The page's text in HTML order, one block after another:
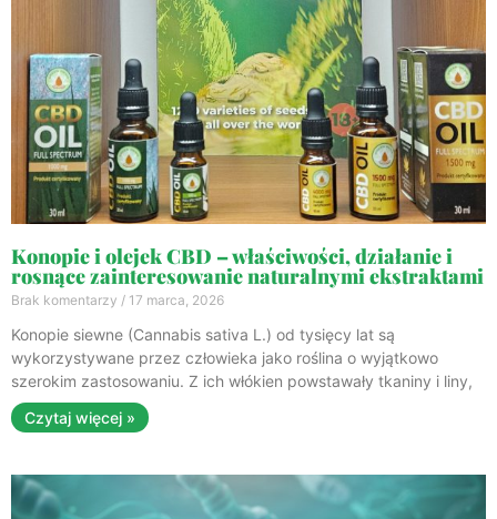
Konopie i olejek CBD – właściwości, działanie i
rosnące zainteresowanie naturalnymi ekstraktami
Brak komentarzy 17 marca, 2026
Konopie siewne (Cannabis sativa L.) od tysięcy lat są
wykorzystywane przez człowieka jako roślina o wyjątkowo
szerokim zastosowaniu. Z ich włókien powstawały tkaniny i liny,
Czytaj więcej »